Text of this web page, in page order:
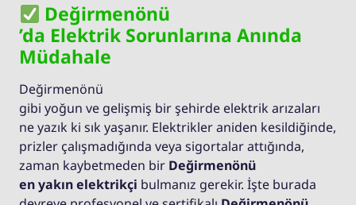
Değirmenönü
’da Elektrik Sorunlarına Anında
Müdahale
Değirmenönü
gibi yoğun ve gelişmiş bir şehirde elektrik arızaları
ne yazık ki sık yaşanır. Elektrikler aniden kesildiğinde,
prizler çalışmadığında veya sigortalar attığında,
zaman kaybetmeden bir Değirmenönü
en yakın elektrikçi bulmanız gerekir. İşte burada